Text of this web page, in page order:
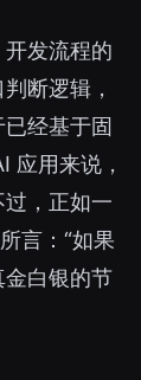
发流程的
断逻辑，
经基于固
应用来说，
，正如一
言：“如果
白银的节